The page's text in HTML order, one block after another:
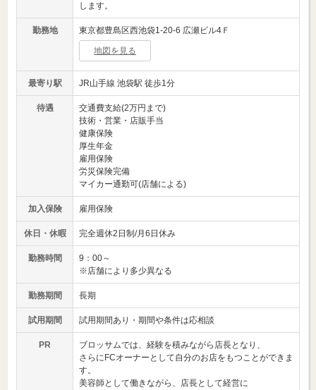
します。
勤務地 東京都豊島区西池袋1-20-6 広瀬ビル4Ｆ
地図を見る
最寄り駅 JR山手線 池袋駅 徒歩1分
待遇
交通費支給(2万円まで)
技術・営業・店販手当
健康保険
厚生年金
雇用保険
労災保険完備
マイカー通勤可(店舗による)
加入保険 雇用保険
休日・休暇 完全週休2日制/月6日休み
勤務時間
9：00～
※店舗により多少異なる
勤務期間 長期
試用期間 試用期間あり・期間や条件は応相談
PR
ブロッサムでは、経験を積みながら店長となり、
さらにFCオーナーとして自分のお店をもつことができま
す。
美容師として働きながら、店長として経営に